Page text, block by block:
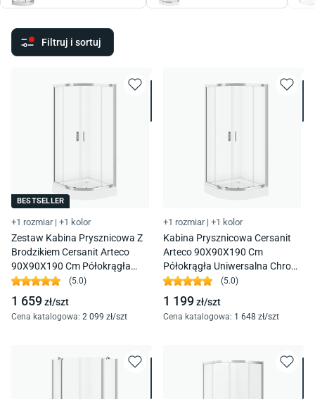
Filtruj i sortuj
BESTSELLER
+1 rozmiar | +1 kolor
Zestaw Kabina Prysznicowa Z
Brodzikiem Cersanit Arteco
90X90X190 Cm Półokrągła
Chrom Brodzik Tako 16 Cm
S601-114
(5.0)
1 659zł/szt
Cena katalogowa: 2 099 zł/szt
+1 rozmiar | +1 kolor
Kabina Prysznicowa Cersanit
Arteco 90X90X190 Cm
Półokrągła Uniwersalna Chrom
Transparentne S157-002
(5.0)
1 199zł/szt
Cena katalogowa: 1 648 zł/szt